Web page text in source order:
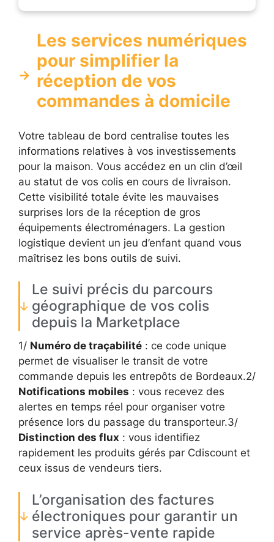
Les services numériques
pour simplifier la
réception de vos
commandes à domicile
Votre tableau de bord centralise toutes les
informations relatives à vos investissements
pour la maison. Vous accédez en un clin d’œil
au statut de vos colis en cours de livraison.
Cette visibilité totale évite les mauvaises
surprises lors de la réception de gros
équipements électroménagers. La gestion
logistique devient un jeu d’enfant quand vous
maîtrisez les bons outils de suivi.
Le suivi précis du parcours
géographique de vos colis
depuis la Marketplace
1/ Numéro de traçabilité : ce code unique
permet de visualiser le transit de votre
commande depuis les entrepôts de Bordeaux.2/
Notifications mobiles : vous recevez des
alertes en temps réel pour organiser votre
présence lors du passage du transporteur.3/
Distinction des flux : vous identifiez
rapidement les produits gérés par Cdiscount et
ceux issus de vendeurs tiers.
L’organisation des factures
électroniques pour garantir un
service après-vente rapide